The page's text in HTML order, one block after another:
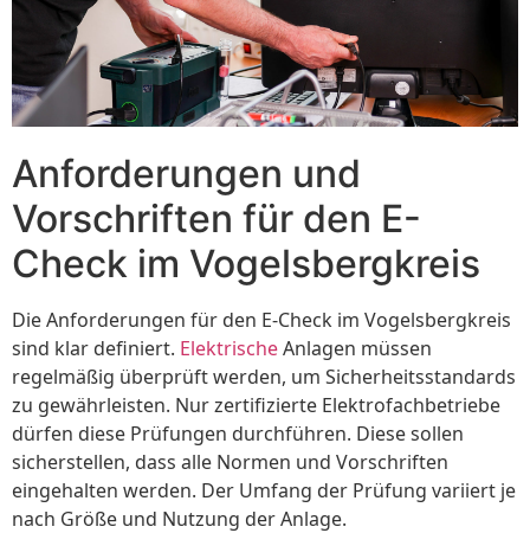
Anforderungen und
Vorschriften für den E-
Check im Vogelsbergkreis
Die Anforderungen für den E-Check im Vogelsbergkreis
sind klar definiert. ElektrischeAnlagen müssen
regelmäßig überprüft werden, um Sicherheitsstandards
zu gewährleisten. Nur zertifizierte Elektrofachbetriebe
dürfen diese Prüfungen durchführen. Diese sollen
sicherstellen, dass alle Normen und Vorschriften
eingehalten werden. Der Umfang der Prüfung variiert je
nach Größe und Nutzung der Anlage.